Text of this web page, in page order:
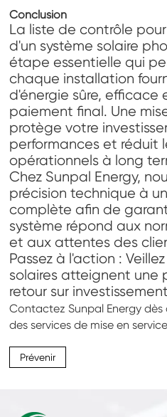
Conclusion
La liste de contrôle
d'un système solaire
étape essentielle qui
chaque installation
d'énergie sûre,
paiement final. Une
protège votre
performances et réduit
opérationnels à long
Chez Sunpal Energy,
précision technique à
complète afin de
système répond aux
et aux attentes des
Passez à l'action :
solaires atteignent une
retour sur
Contactez Sunpal Energy
des services de mise en
Prévenir